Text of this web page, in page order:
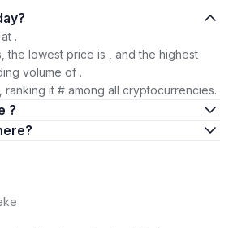
is today?
.
the lowest price is , and the highest
volume of .
ranking it # among all cryptocurrencies.
?
are there?